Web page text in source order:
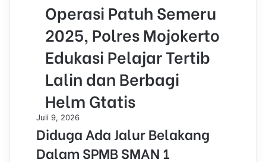
Operasi Patuh Semeru
2025, Polres Mojokerto
Edukasi Pelajar Tertib
Lalin dan Berbagi
Helm Gtatis
Juli 9, 2026
Diduga Ada Jalur Belakang
Dalam SPMB SMAN 1